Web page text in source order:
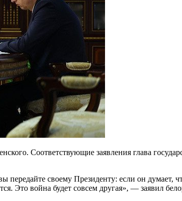
Соответствующие заявления глава
своему Президенту: если он думает,
Это война будет совсем другая», — заявил